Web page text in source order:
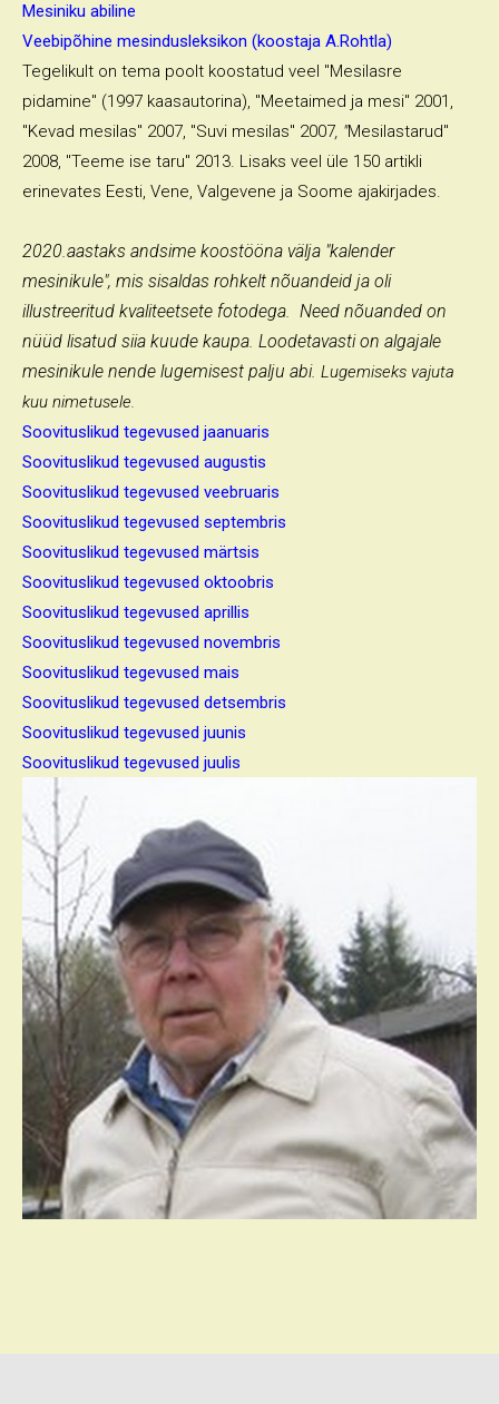
Mesiniku abiline
Veebipõhine mesindusleksikon (koostaja A.Rohtla)
Tegelikult on tema poolt koostatud veel "Mesilasre
pidamine" (1997 kaasautorina), "Meetaimed ja mesi" 2001,
"Kevad mesilas" 2007, "Suvi mesilas" 2007, "Mesilastarud"
2008, "Teeme ise taru" 2013. Lisaks veel üle 150 artikli
erinevates Eesti, Vene, Valgevene ja Soome ajakirjades.
2020.aastaks andsime koostööna välja "kalender
mesinikule", mis sisaldas rohkelt nõuandeid ja oli
illustreeritud kvaliteetsete fotodega. Need nõuanded on
nüüd lisatud siia kuude kaupa. Loodetavasti on algajale
mesinikule nende lugemisest palju abi. Lugemiseks vajuta
kuu nimetusele.
Soovituslikud tegevused jaanuaris
Soovituslikud tegevused augustis
Soovituslikud tegevused veebruaris
Soovituslikud tegevused septembris
Soovituslikud tegevused märtsis
Soovituslikud tegevused oktoobris
Soovituslikud tegevused aprillis
Soovituslikud tegevused novembris
Soovituslikud tegevused mais
Soovituslikud tegevused detsembris
Soovituslikud tegevused juunis
Soovituslikud tegevused juulis